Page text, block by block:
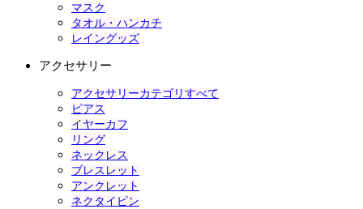
マスク
タオル・ハンカチ
レイングッズ
アクセサリー
アクセサリーカテゴリすべて
ピアス
イヤーカフ
リング
ネックレス
ブレスレット
アンクレット
ネクタイピン